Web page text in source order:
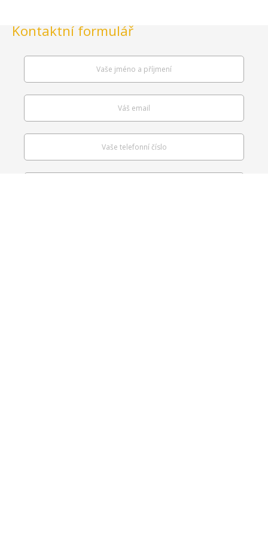
Kontaktní formulář